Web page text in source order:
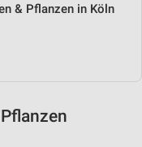
& Pflanzen in Köln